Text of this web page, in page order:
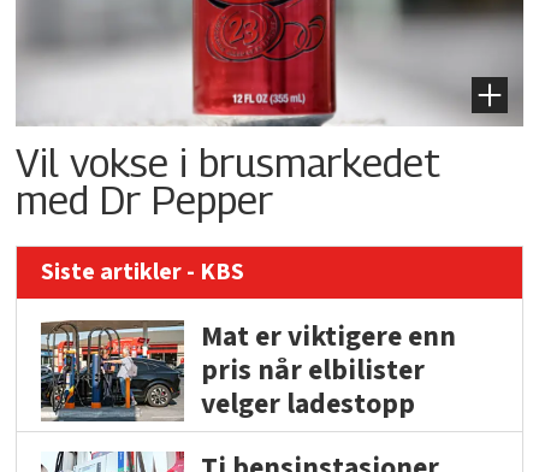
Vil vokse i brusmarkedet
med Dr Pepper
Siste artikler - KBS
Mat er viktigere enn
pris når elbilister
velger ladestopp